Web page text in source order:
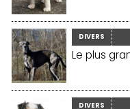
DIVERS
Le plus
DIVERS